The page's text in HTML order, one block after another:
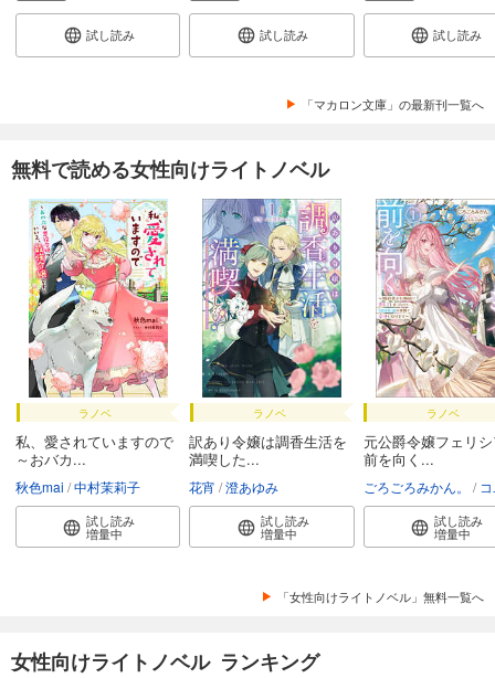
試し読み 試し読み 試し読み
「マカロン文庫」の最新刊一覧へ
無料で読める女性向けライトノベル
ラノベ
私、愛されていますので
～おバカ...
秋色mai 中村茉莉子
試し読み
増量中
ラノベ
訳あり令嬢は調香生活を
満喫した...
花宵 澄あゆみ
試し読み
増量中
ラノベ
元公爵令嬢フェリ
前を向く...
ごろごろみかん。 コ
試し読み
増量中
「女性向けライトノベル」無料一覧へ
女性向けライトノベル ランキング